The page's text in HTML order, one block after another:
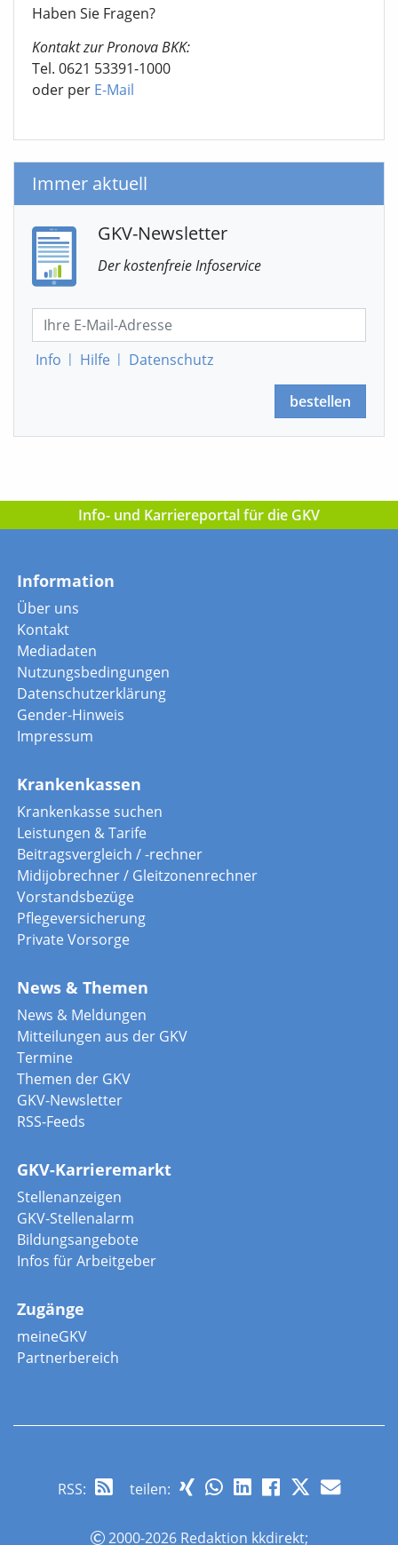
Haben Sie Fragen?
Kontakt zur Pronova BKK:
Tel. 0621 53391-1000
oder per E-Mail
Immer aktuell
GKV-Newsletter
Der kostenfreie Infoservice
Info | Hilfe | Datenschutz
bestellen
Info- und Karriereportal für die GKV
Information
Über uns
Kontakt
Mediadaten
Nutzungsbedingungen
Datenschutzerklärung
Gender-Hinweis
Impressum
Krankenkassen
Krankenkasse suchen
Leistungen & Tarife
Beitragsvergleich / -rechner
Midijobrechner / Gleitzonenrechner
Vorstandsbezüge
Pflegeversicherung
Private Vorsorge
News & Themen
News & Meldungen
Mitteilungen aus der GKV
Termine
Themen der GKV
GKV-Newsletter
RSS-Feeds
GKV-Karrieremarkt
Stellenanzeigen
GKV-Stellenalarm
Bildungsangebote
Infos für Arbeitgeber
Zugänge
meineGKV
Partnerbereich
RSS: teilen:
2000-2026 Redaktion kkdirekt;